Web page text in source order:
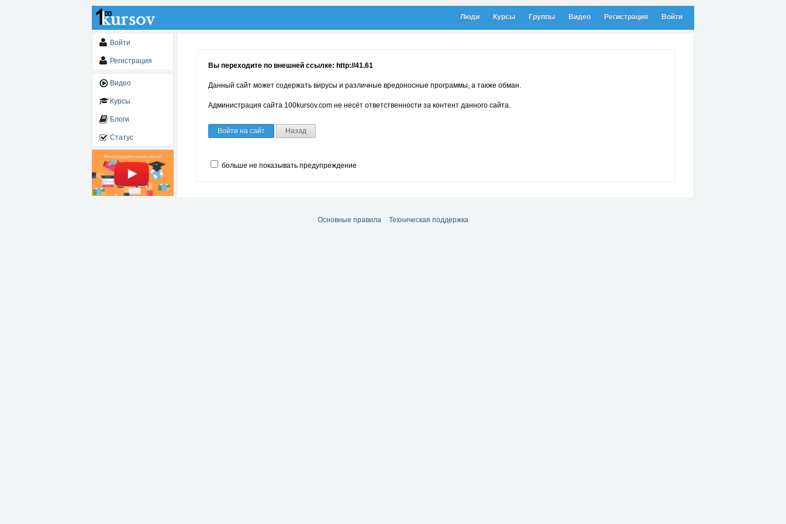
Люди Курсы Группы Видео Регистрация Войти
Войти
Регистрация
Видео
Курсы
Блоги
Статус
Вы переходите по внешней ссылке: http://41.61
Данный сайт может содержать вирусы и различные вредоносные программы, а также обман.
Администрация сайта 100kursov.com не несёт ответственности за контент данного сайта.
Войти на сайт Назад
больше не показывать предупреждение
Основные правила Техническая поддержка